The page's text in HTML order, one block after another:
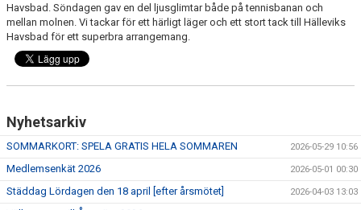
Havsbad. Söndagen gav en del ljusglimtar både på tennisbanan och
mellan molnen. Vi tackar för ett härligt läger och ett stort tack till Hälleviks
Havsbad för ett superbra arrangemang.
Nyhetsarkiv
SOMMARKORT: SPELA GRATIS HELA SOMMAREN 2026-05-29 10:56
Medlemsenkät 2026 2026-05-01 00:30
Städdag Lördagen den 18 april [efter årsmötet] 2026-04-03 13:03